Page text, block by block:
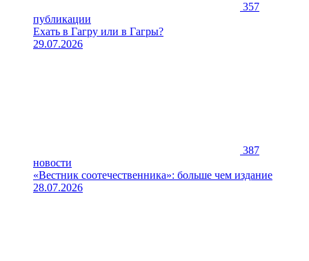
357
публикации
Ехать в Гагру или в Гагры?
29.07.2026
387
новости
«Вестник соотечественника»: больше чем издание
28.07.2026